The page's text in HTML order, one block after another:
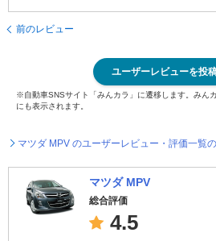
前のレビュー
ユーザーレビューを投
※自動車SNSサイト「みんカラ」に遷移します。みん
にも表示されます。
マツダ MPV のユーザーレビュー・評価一覧
マツダ MPV
総合評価
4.5